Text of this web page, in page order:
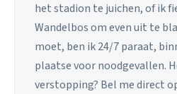
het stadion te juichen, of ik
Wandelbos om even uit te
moet, ben ik 24/7 paraat,
plaatse voor noodgevallen.
verstopping? Bel me direct